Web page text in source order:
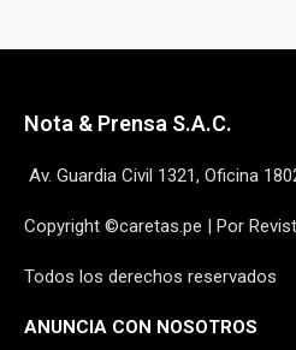
Nota & Prensa S.A.C.
Av. Guardia Civil 1321, Oficina
Copyright ©caretas.pe | Por
Todos los derechos reservados
ANUNCIA CON NOSOTROS